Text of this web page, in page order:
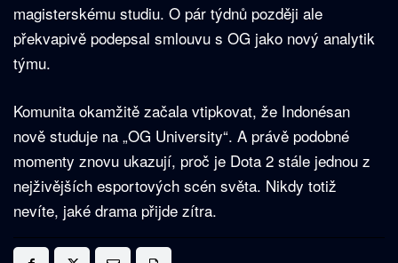
magisterskému studiu. O pár týdnů později ale
překvapivě podepsal smlouvu s OG jako nový analytik
týmu.
Komunita okamžitě začala vtipkovat, že Indonésan
nově studuje na „OG University“. A právě podobné
momenty znovu ukazují, proč je Dota 2 stále jednou z
nejživějších esportových scén světa. Nikdy totiž
nevíte, jaké drama přijde zítra.